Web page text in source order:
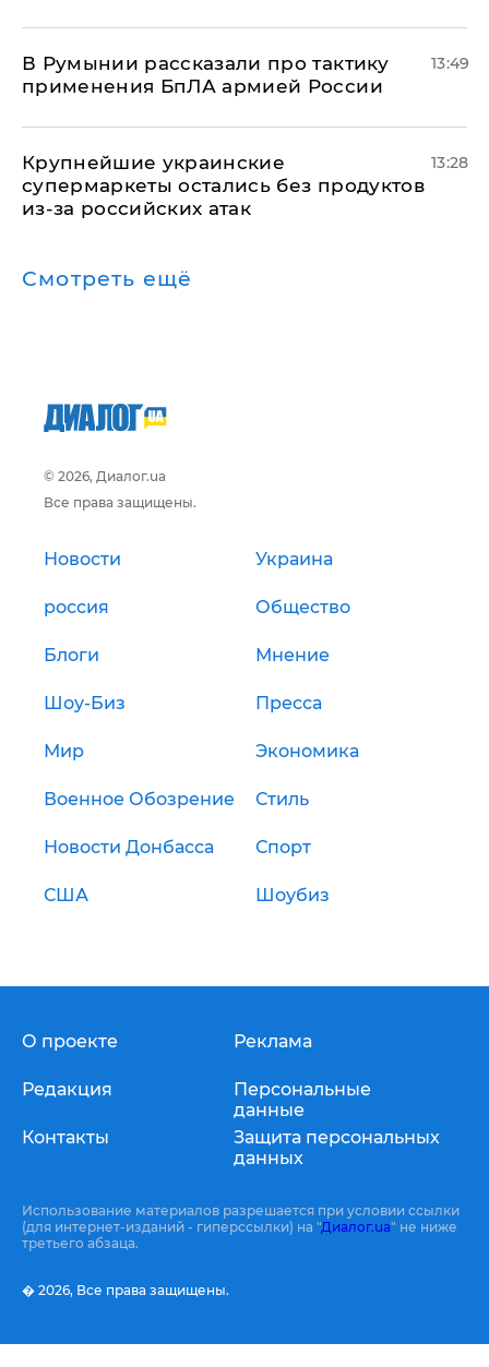
В Румынии рассказали про тактику
применения БпЛА армией России
13:49
Крупнейшие украинские
супермаркеты остались без продуктов
из-за российских атак
13:28
Смотреть ещё
© 2026, Диалог.ua
Все права защищены.
Новости Украина
россия Общество
Блоги Мнение
Шоу-Биз Пресса
Мир Экономика
Военное Обозрение Стиль
Новости Донбасса Спорт
США Шоубиз
О проекте
Редакция
Контакты
Реклама
Персональные
данные
Защита персональных
данных
Использование материалов разрешается при условии ссылки
(для интернет-изданий - гиперссылки) на "Диалог.ua" не ниже
третьего абзаца.
� 2026, Все права защищены.